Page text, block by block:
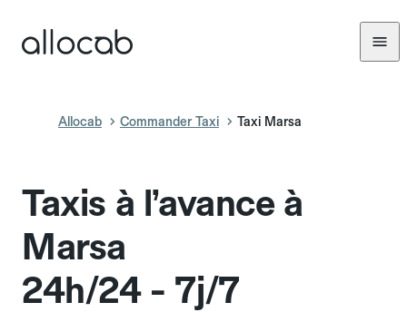
Allocab Commander Taxi Taxi Marsa
Taxis à l’avance à
Marsa
24h/24 - 7j/7